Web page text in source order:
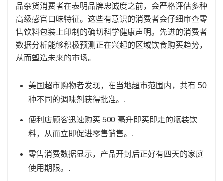
品杂货消费者在表明品牌忠诚度之前，会严格评估多种
高级感官口味特征。这些有意识的消费者会仔细审查零
售饮料包装上印制的确切科学健康声明。先进的消费者
数据分析能够积极预测正在兴起的区域饮食购买趋势，
从而塑造未来的市场。.
美国超市购物者发现，在当地超市范围内，共有 50
种不同的调味剂获得批准。.
便利店顾客迅速购买 500 毫升即买即走的瓶装饮
料，从而立即促进零售销售。.
零售消费数据显示，产品开封后正好有四天的家庭
使用期限。.